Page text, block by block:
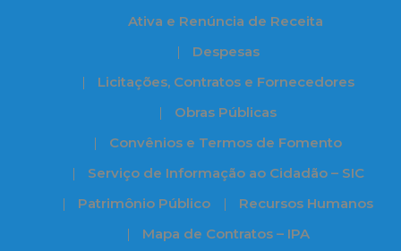
Ativa e Renúncia de Receita
Despesas
Licitações, Contratos e Fornecedores
Obras Públicas
Convênios e Termos de Fomento
Serviço de Informação ao Cidadão – SIC
Patrimônio Público
Recursos Humanos
Mapa de Contratos – IPA